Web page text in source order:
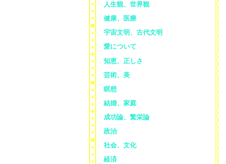
人生観、世界観
健康、医療
宇宙文明、古代文明
愛について
知恵、正しさ
芸術、美
瞑想
結婚、家庭
成功論、繁栄論
政治
社会、文化
経済